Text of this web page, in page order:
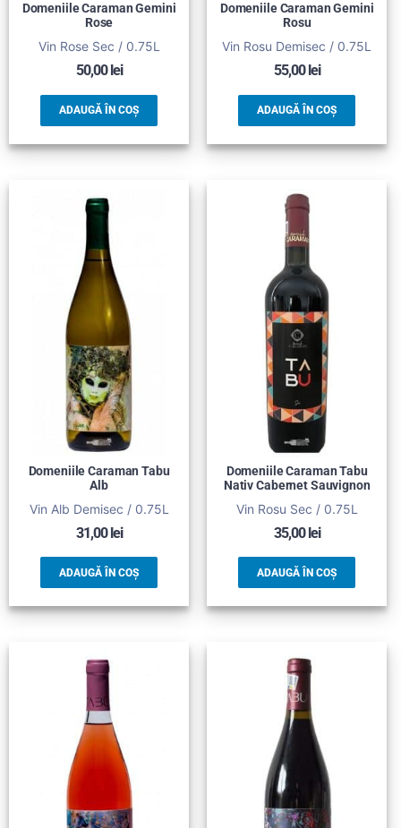
Domeniile Caraman Gemini
Rose
Vin Rose Sec / 0.75L
50,00lei
ADAUGĂ ÎN COȘ
Domeniile Caraman Gemini
Rosu
Vin Rosu Demisec / 0.75L
55,00lei
ADAUGĂ ÎN COȘ
Domeniile Caraman Tabu
Alb
Vin Alb Demisec / 0.75L
31,00lei
ADAUGĂ ÎN COȘ
Domeniile Caraman Tabu
Nativ Cabernet Sauvignon
Vin Rosu Sec / 0.75L
35,00lei
ADAUGĂ ÎN COȘ